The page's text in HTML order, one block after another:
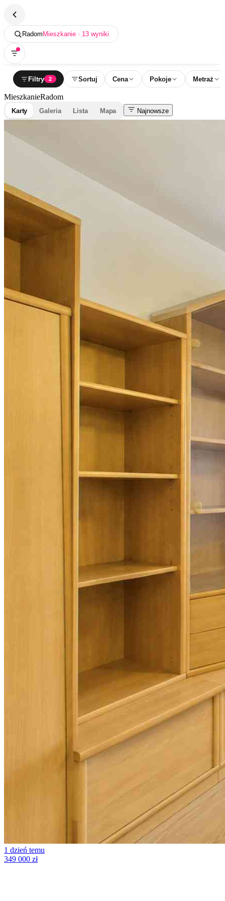
Radom Mieszkanie · 13 wyniki
Filtry 2 Sortuj Cena Pokoje Metraż
MieszkanieRadom
Karty Galeria Lista Mapa Najnowsze
1 dzień temu
349 000 zł